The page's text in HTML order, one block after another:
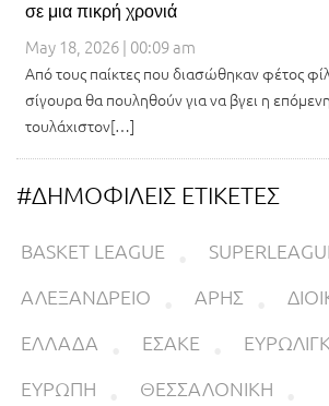
σε μια πικρή χρονιά
May 18, 2026 | 00:09 am
Από τους παίκτες που διασώθηκαν φέτος
σίγουρα θα πουληθούν για να βγει η
τουλάχιστον[…]
#ΔΗΜΟΦΙΛΕΙΣ ΕΤΙΚΕΤΕΣ
BASKET LEAGUE
ΑΛΕΞΑΝΔΡΕΙΟ
ΑΡΗΣ
ΕΛΛΑΔΑ
ΕΣΑΚΕ
ΕΥΡΩΠΗ
ΘΕΣΣΑΛΟΝΙΚΗ